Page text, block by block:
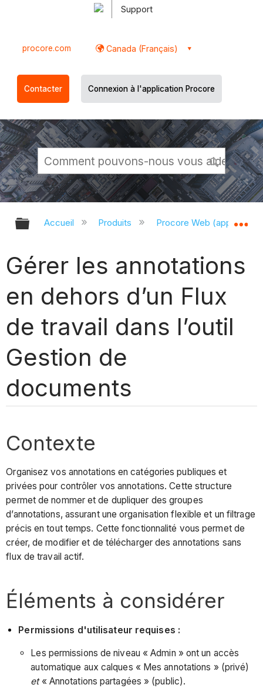
Support
procore.com Canada (Français)
Contacter Connexion à l'application Procore
Développer/réduire la hiérarchie
Accueil Produits Procore Web
Gérer les annotations
en dehors d’un Flux
de travail dans l’outil
Gestion de
documents
Contexte
Organisez vos annotations en catégories publiques et
privées pour contrôler vos annotations. Cette structure
permet de nommer et de dupliquer des groupes
d’annotations, assurant une organisation flexible et un filtrage
précis en tout temps. Cette fonctionnalité vous permet de
créer, de modifier et de télécharger des annotations sans
flux de travail actif.
Éléments à considérer
Permissions d'utilisateur requises :
Les permissions de niveau « Admin » ont un accès
automatique aux calques « Mes annotations » (privé)
et« Annotations partagées » (public).